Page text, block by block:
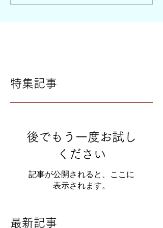
特集記事
後でもう一度お試し
ください
記事が公開されると、ここに
表示されます。
最新記事